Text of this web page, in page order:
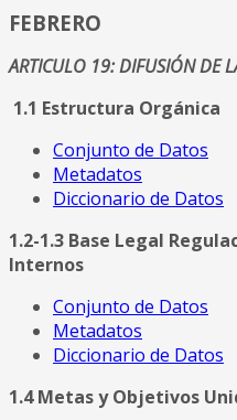
FEBRERO
ARTICULO 19: DIFUSIÓN DE
1.1 Estructura Orgánica
Conjunto de Datos
Metadatos
Diccionario de Datos
1.2-1.3 Base Legal
Internos
Conjunto de Datos
Metadatos
Diccionario de Datos
1.4 Metas y Objetivos